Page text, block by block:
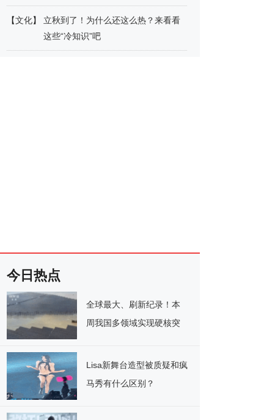
【文化】
立秋到了！为什么还这么热？来看看
这些“冷知识”吧
今日热点
全球最大、刷新纪录！本
周我国多领域实现硬核突
Lisa新舞台造型被质疑和疯
马秀有什么区别？